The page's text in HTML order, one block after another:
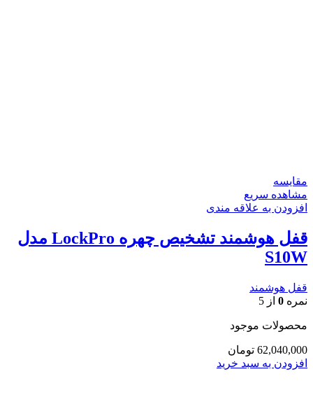
مقایسه
مشاهده سریع
افزودن به علاقه مندی
قفل هوشمند تشخیص چهره LockPro مدل
S10W
قفل هوشمند
نمره 0 از 5
محصولات موجود
62,040,000 تومان
افزودن به سبد خرید